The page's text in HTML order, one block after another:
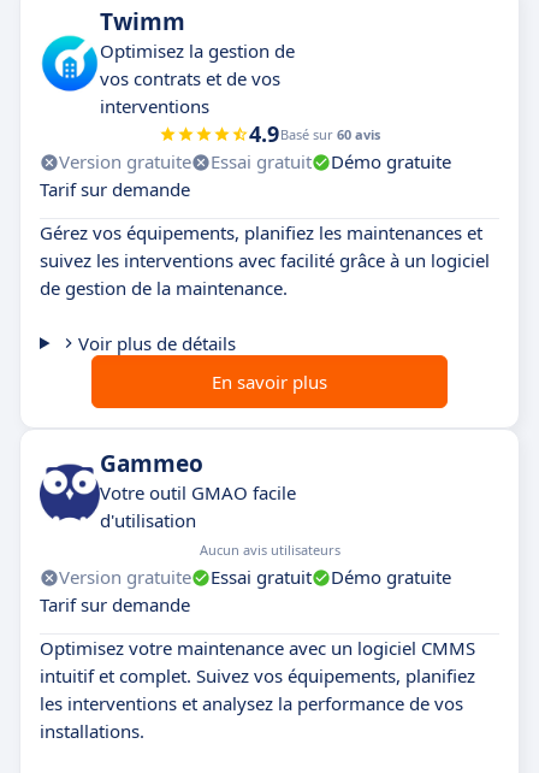
Twimm
Optimisez la gestion de
vos contrats et de vos
interventions
4.9Basé sur 60 avis
Version gratuite Essai gratuit
Démo gratuite
Tarif sur demande
Gérez vos équipements, planifiez les maintenances et
suivez les interventions avec facilité grâce à un logiciel
de gestion de la maintenance.
Voir plus de détails
En savoir plus
Gammeo
Votre outil GMAO facile
d'utilisation
Aucun avis utilisateurs
Version gratuite Essai gratuit
Démo gratuite
Tarif sur demande
Optimisez votre maintenance avec un logiciel CMMS
intuitif et complet. Suivez vos équipements, planifiez
les interventions et analysez la performance de vos
installations.